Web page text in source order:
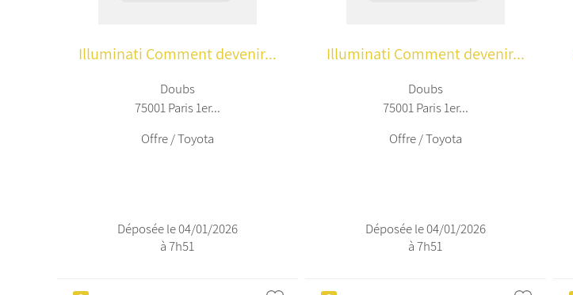
Illuminati Comment devenir...
Doubs
75001 Paris 1er...
Offre / Toyota
Déposée le 04/01/2026
à 7h51
Illuminati Comment devenir...
Doubs
75001 Paris 1er...
Offre / Toyota
Déposée le 04/01/2026
à 7h51